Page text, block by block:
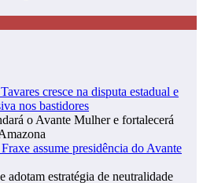
cresce na disputa estadual e
nos bastidores
assume presidência do Avante